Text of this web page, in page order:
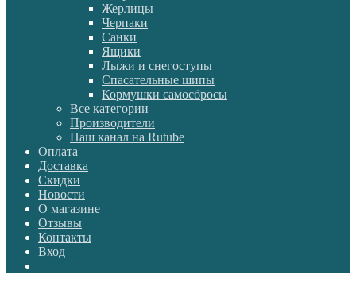
Жерлицы
Черпаки
Санки
Ящики
Лыжи и снегоступы
Спасательные шипы
Кормушки самосбросы
Все категории
Производители
Наш канал на Rutube
Оплата
Доставка
Скидки
Новости
О магазине
Отзывы
Контакты
Вход